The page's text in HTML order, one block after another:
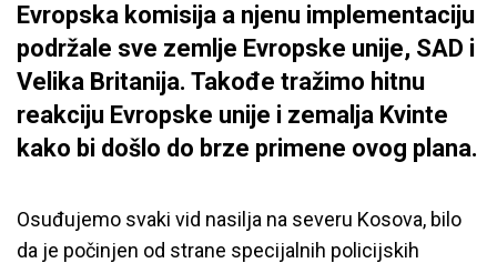
Evropska komisija a njenu implementaciju
podržale sve zemlje Evropske unije, SAD i
Velika Britanija. Takođe tražimo hitnu
reakciju Evropske unije i zemalja Kvinte
kako bi došlo do brze primene ovog plana.
Osuđujemo svaki vid nasilja na severu Kosova, bilo
da je počinjen od strane specijalnih policijskih